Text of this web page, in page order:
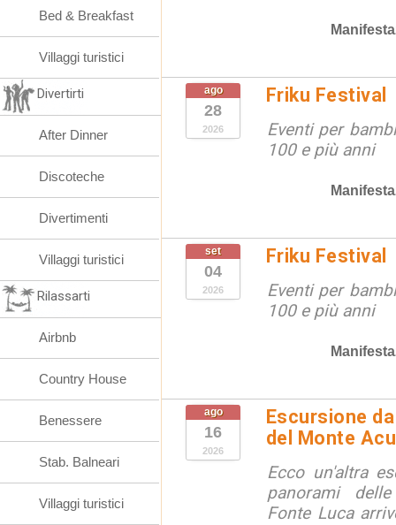
ago
28
2026
Friku Festival
Eventi per
100 e più anni
set
04
2026
Friku Festival
Eventi per
100 e più anni
ago
16
2026
Escursione
del Monte
Ecco un'altra
panorami
Fonte Luca
Bed & Breakfast
Villaggi turistici
Divertirti
After Dinner
Discoteche
Divertimenti
Villaggi turistici
Rilassarti
Airbnb
Country House
Benessere
Stab. Balneari
Villaggi turistici